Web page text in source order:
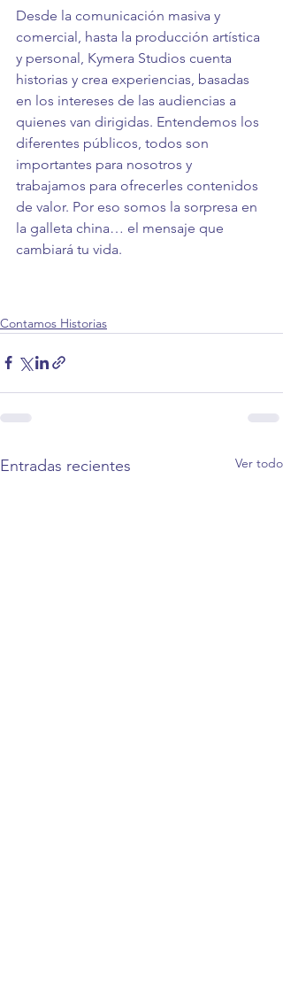
Desde la comunicación masiva y
comercial, hasta la producción artística
y personal, Kymera Studios cuenta
historias y crea experiencias, basadas
en los intereses de las audiencias a
quienes van dirigidas. Entendemos los
diferentes públicos, todos son
importantes para nosotros y
trabajamos para ofrecerles contenidos
de valor. Por eso somos la sorpresa en
la galleta china… el mensaje que
cambiará tu vida.
Contamos Historias
Entradas recientes Ver todo